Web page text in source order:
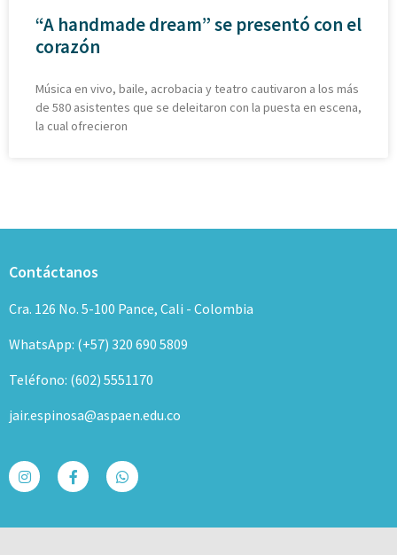
“A handmade dream” se presentó con el
corazón
Música en vivo, baile, acrobacia y teatro cautivaron a los más
de 580 asistentes que se deleitaron con la puesta en escena,
la cual ofrecieron
Contáctanos
Cra. 126 No. 5-100 Pance, Cali - Colombia
WhatsApp: (+57) 320 690 5809
Teléfono: (602) 5551170
jair.espinosa@aspaen.edu.co